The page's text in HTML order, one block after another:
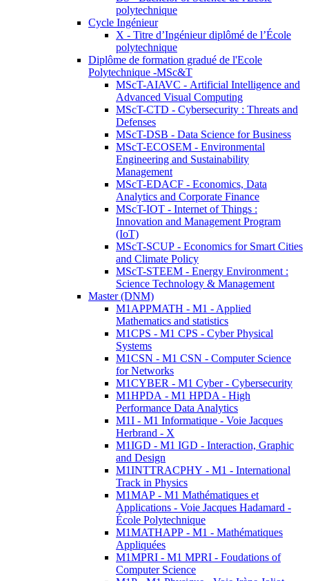
polytechnique
Cycle Ingénieur
X - Titre d’Ingénieur diplômé de l’École
polytechnique
Diplôme de formation gradué de l'Ecole
Polytechnique -MSc&T
MScT-AIAVC - Artificial Intelligence and
Advanced Visual Computing
MScT-CTD - Cybersecurity : Threats and
Defenses
MScT-DSB - Data Science for Business
MScT-ECOSEM - Environmental
Engineering and Sustainability
Management
MScT-EDACF - Economics, Data
Analytics and Corporate Finance
MScT-IOT - Internet of Things :
Innovation and Management Program
(IoT)
MScT-SCUP - Economics for Smart Cities
and Climate Policy
MScT-STEEM - Energy Environment :
Science Technology & Management
Master (DNM)
M1APPMATH - M1 - Applied
Mathematics and statistics
M1CPS - M1 CPS - Cyber Physical
Systems
M1CSN - M1 CSN - Computer Science
for Networks
M1CYBER - M1 Cyber - Cybersecurity
M1HPDA - M1 HPDA - High
Performance Data Analytics
M1I - M1 Informatique - Voie Jacques
Herbrand - X
M1IGD - M1 IGD - Interaction, Graphic
and Design
M1INTTRACPHY - M1 - International
Track in Physics
M1MAP - M1 Mathématiques et
Applications - Voie Jacques Hadamard -
École Polytechnique
M1MATHAPP - M1 - Mathématiques
Appliquées
M1MPRI - M1 MPRI - Foudations of
Computer Science